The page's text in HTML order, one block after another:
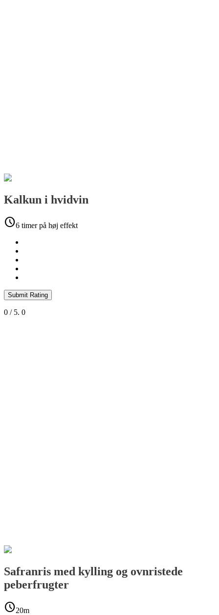
Kalkun i hvidvin
schedule6 timer på høj effekt
Submit Rating
0 / 5. 0
Safranris med kylling og ovnristede
peberfrugter
schedule20m